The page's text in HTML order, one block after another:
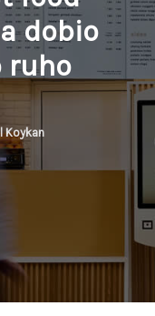
dobio
ruho
Koykan